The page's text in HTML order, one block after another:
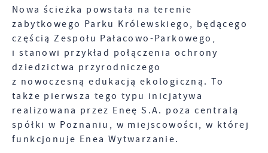
Nowa ścieżka powstała na terenie
zabytkowego Parku Królewskiego, będącego
częścią Zespołu Pałacowo-Parkowego,
i stanowi przykład połączenia ochrony
dziedzictwa przyrodniczego
z nowoczesną edukacją ekologiczną. To
także pierwsza tego typu inicjatywa
realizowana przez Eneę S.A. poza centralą
spółki w Poznaniu, w miejscowości, w której
funkcjonuje Enea Wytwarzanie.
gwarantuje dostępność wszystkich
funkcjonalności.
Promocyjne pliki cookies służą do prezentowania
Ci naszych komunikatów na podstawie analizy
Twoich upodobań oraz Twoich zwyczajów
dotyczących przeglądanej witryny internetowej.
Treści promocyjne mogą pojawić się na stronach
podmiotów trzecich lub firm będących naszymi
partnerami oraz innych dostawców usług. Firmy te
działają w charakterze pośredników
prezentujących nasze treści w postaci wiadomości,
ofert, komunikatów mediów społecznościowych.
Więcej